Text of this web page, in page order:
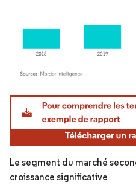
Image © Mordor Intelligence. La
Le segment du marché
croissance significative